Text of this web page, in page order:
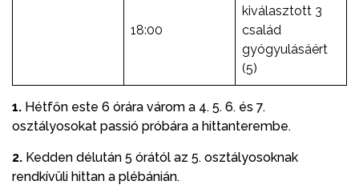
18:00
kiválasztott 3
család
gyógyulásáért
(5)
1. Hétfőn este 6 órára várom a 4. 5. 6. és 7.
osztályosokat passió próbára a hittanterembe.
2. Kedden délután 5 órától az 5. osztályosoknak
rendkívüli hittan a plébánián.